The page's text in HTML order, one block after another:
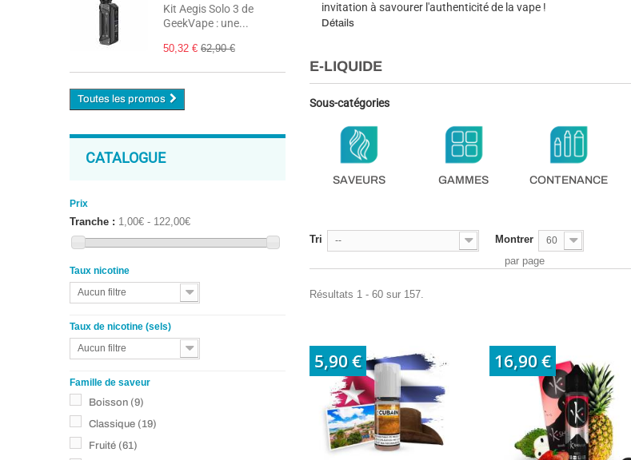
Kit Aegis Solo 3 de
GeekVape : une...
50,32 € 62,90 €
Toutes les promos
CATALOGUE
Prix
Tranche : 1,00€ - 122,00€
Taux nicotine
Aucun filtre
Taux de nicotine (sels)
Aucun filtre
Famille de saveur
Boisson (9)
Classique (19)
Fruité (61)
invitation à savourer l'authenticité de la vape !
Détails
E-LIQUIDE
Sous-catégories
SAVEURS GAMMES CONTENANCE
Tri -- Montrer 60
par page
Résultats 1 - 60 sur 157.
5,90 € 16,90 €